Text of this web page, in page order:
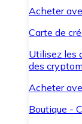
Acheter
Carte de
Utilisez les
des
Acheter
Boutique -